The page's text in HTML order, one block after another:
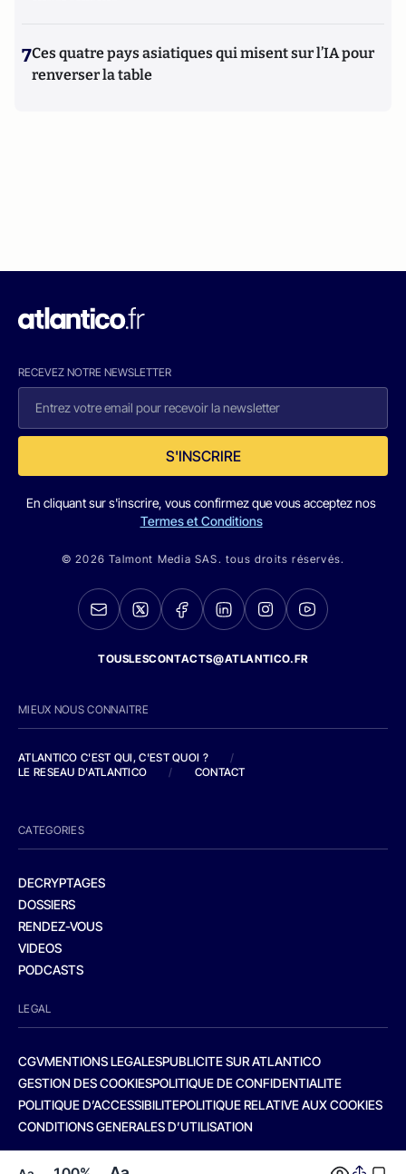
7Ces quatre pays asiatiques qui misent sur l’IA pour
renverser la table
RECEVEZ NOTRE NEWSLETTER
S'INSCRIRE
En cliquant sur s'inscrire, vous confirmez que vous acceptez nos
Termes et Conditions
© 2026 Talmont Media SAS. tous droits réservés.
TOUSLESCONTACTS@ATLANTICO.FR
MIEUX NOUS CONNAITRE
ATLANTICO C'EST QUI, C'EST QUOI ?
/
LE RESEAU D'ATLANTICO
/ CONTACT
CATEGORIES
DECRYPTAGES
DOSSIERS
RENDEZ-VOUS
VIDEOS
PODCASTS
LEGAL
CGVMENTIONS LEGALESPUBLICITE SUR ATLANTICO
GESTION DES COOKIESPOLITIQUE DE CONFIDENTIALITE
POLITIQUE D’ACCESSIBILITEPOLITIQUE RELATIVE AUX COOKIES
CONDITIONS GENERALES D’UTILISATION